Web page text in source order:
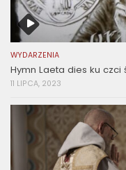
WYDARZENIA
Hymn Laeta dies ku czci
11 LIPCA, 2023